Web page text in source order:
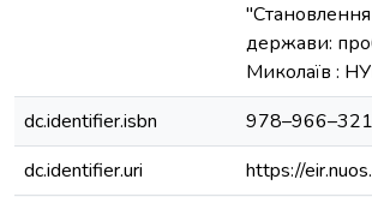
держави:
Миколаїв :
dc.identifier.isbn
dc.identifier.uri
https://